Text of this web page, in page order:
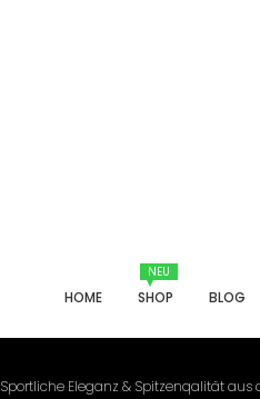
HOME
NEU
SHOP BLOG
Sportliche Eleganz & Spitzenqalität aus